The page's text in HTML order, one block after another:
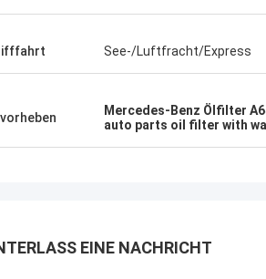
See-/Luftfracht/Express
Mercedes-Benz Ölfilter
auto parts oil filter with
EINE NACHRICHT